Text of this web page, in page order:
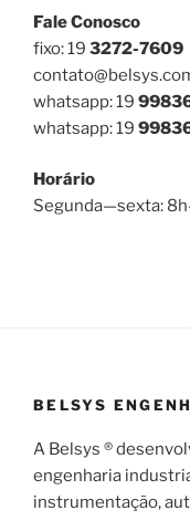
Fale Conosco
fixo: 19 3272-7609
whatsapp: 19
whatsapp: 19
Horário
Segunda—sexta:
BELSYS
A Belsys ®
engenharia
instrumentação,